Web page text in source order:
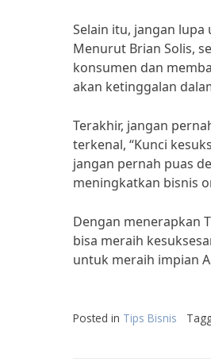
Selain itu, jangan
Menurut Brian Solis,
konsumen dan
akan ketinggalan
Terakhir, jangan
terkenal, “Kunci
jangan pernah puas
meningkatkan bisnis
Dengan menerapkan
bisa meraih
untuk meraih impian
Posted in Tips Bisnis